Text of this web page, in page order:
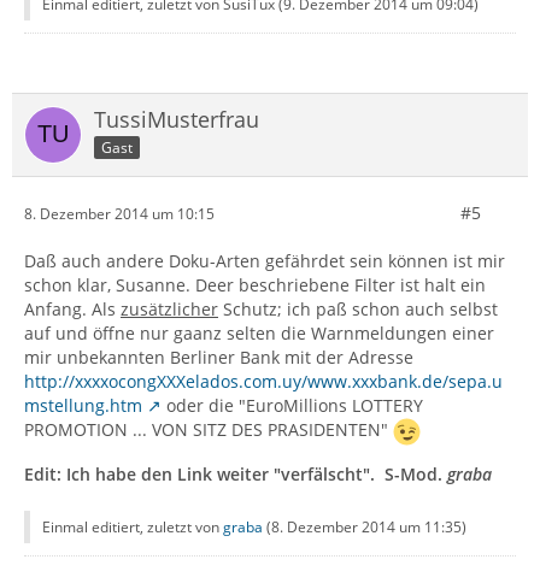
Einmal editiert, zuletzt von SusiTux (9. Dezember 2014 um 09:04)
TussiMusterfrau
Gast
8. Dezember 2014 um 10:15 #5
Daß auch andere Doku-Arten gefährdet sein können ist mir
schon klar, Susanne. Deer beschriebene Filter ist halt ein
Anfang. Als zusätzlicher Schutz; ich paß schon auch selbst
auf und öffne nur gaanz selten die Warnmeldungen einer
mir unbekannten Berliner Bank mit der Adresse
http://xxxxocongXXXelados.com.uy/www.xxxbank.de/sepa.u
mstellung.htm
oder die "EuroMillions LOTTERY
PROMOTION ... VON SITZ DES PRASIDENTEN"
Edit: Ich habe den Link weiter "verfälscht". S-Mod. graba
Einmal editiert, zuletzt vongraba (8. Dezember 2014 um 11:35)